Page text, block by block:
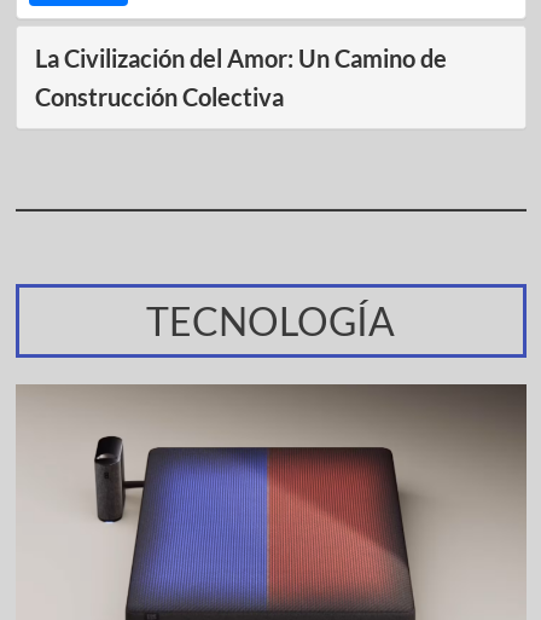
La Civilización del Amor: Un Camino de
Construcción Colectiva
TECNOLOGÍA